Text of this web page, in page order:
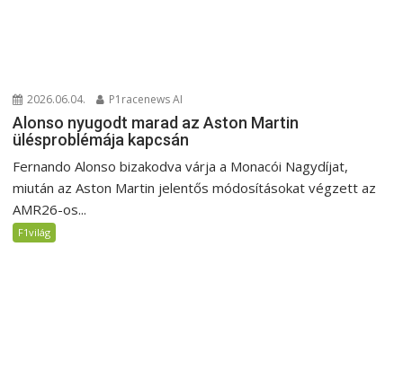
2026.06.04. P1racenews AI
Alonso nyugodt marad az Aston Martin
ülésproblémája kapcsán
Fernando Alonso bizakodva várja a Monacói Nagydíjat,
miután az Aston Martin jelentős módosításokat végzett az
AMR26-os...
F1világ